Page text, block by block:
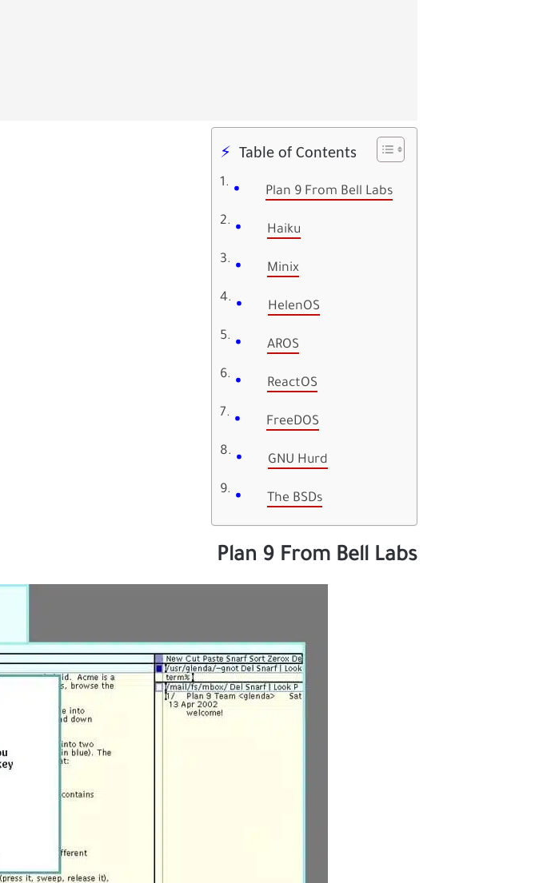
Table of Contents
Plan 9 From Bell Labs
Haiku
Minix
HelenOS
AROS
ReactOS
FreeDOS
GNU Hurd
The BSDs
Plan 9 From Bell Labs